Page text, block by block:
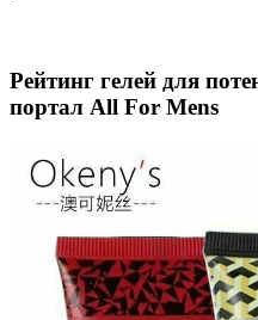
Рейтинг гелей для
портал All For Mens